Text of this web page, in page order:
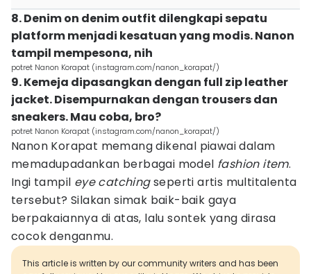
8. Denim on denim outfit dilengkapi sepatu
platform menjadi kesatuan yang modis. Nanon
tampil mempesona, nih
potret Nanon Korapat (instagram.com/nanon_korapat/)
9. Kemeja dipasangkan dengan full zip leather
jacket. Disempurnakan dengan trousers dan
sneakers. Mau coba, bro?
potret Nanon Korapat (instagram.com/nanon_korapat/)
Nanon Korapat memang dikenal piawai dalam
memadupadankan berbagai model fashion item.
Ingi tampil eye catchingseperti artis multitalenta
tersebut? Silakan simak baik-baik gaya
berpakaiannya di atas, lalu sontek yang dirasa
cocok denganmu.
This article is written by our community writers and has been